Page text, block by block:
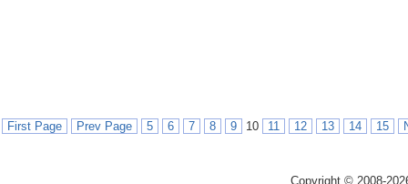
First Page Prev Page 5 6 7 8 9 10 11 12 13 14 15
Copyright © 2008-